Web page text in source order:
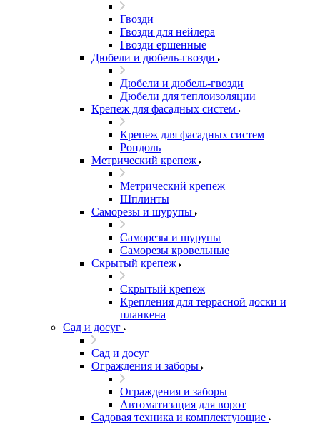
Гвозди
Гвозди для нейлера
Гвозди ершенные
Дюбели и дюбель-гвозди
Дюбели и дюбель-гвозди
Дюбели для теплоизоляции
Крепеж для фасадных систем
Крепеж для фасадных систем
Рондоль
Метрический крепеж
Метрический крепеж
Шплинты
Саморезы и шурупы
Саморезы и шурупы
Саморезы кровельные
Скрытый крепеж
Скрытый крепеж
Крепления для террасной доски и
планкена
Сад и досуг
Сад и досуг
Ограждения и заборы
Ограждения и заборы
Автоматизация для ворот
Садовая техника и комплектующие